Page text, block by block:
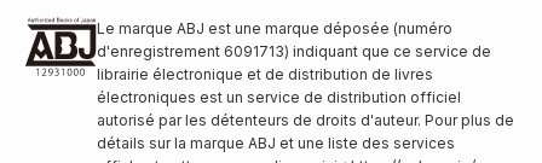
Le marque ABJ est une marque déposée (numéro
d'enregistrement 6091713) indiquant que ce service de
librairie électronique et de distribution de livres
électroniques est un service de distribution officiel
autorisé par les détenteurs de droits d'auteur. Pour plus de
détails sur la marque ABJ et une liste des services